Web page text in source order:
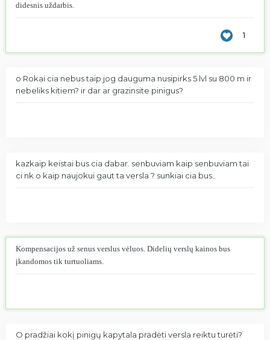
didesnis uždarbis.
1
o Rokai cia nebus taip jog dauguma nusipirks 5 lvl su 800 m ir
nebeliks kitiem? ir dar ar grazinsite pinigus?
kazkaip keistai bus cia dabar. senbuviam kaip senbuviam tai
ci nk o kaip naujokui gaut ta versla ? sunkiai cia bus..
Kompensacijos už senus verslus vėluos. Didelių verslų kainos bus
įkandomos tik turtuoliams.
O pradžiai kokį pinigų kapytala pradėti versla reiktu turėti?